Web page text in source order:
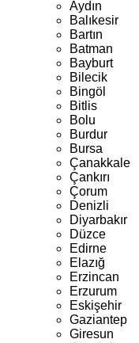
Aydın
Balıkesir
Bartın
Batman
Bayburt
Bilecik
Bingöl
Bitlis
Bolu
Burdur
Bursa
Çanakkale
Çankırı
Çorum
Denizli
Diyarbakır
Düzce
Edirne
Elazığ
Erzincan
Erzurum
Eskişehir
Gaziantep
Giresun